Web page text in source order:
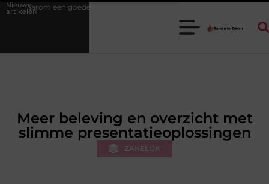
Nieuwe
artikelen
stukadoorgroothandel het werk van de stukadoor makkelijker maakt
Meer beleving en overzicht met
slimme presentatieoplossingen
ZAKELIJK